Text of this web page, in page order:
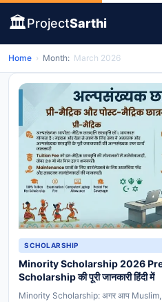
🏛️ProjectSarthi
Home › Month: March 2026
SCHOLARSHIP
Minority Scholarship 2026
Scholarship की पूरी जानकारी हिंदी में
Minority Scholarship: अगर आप